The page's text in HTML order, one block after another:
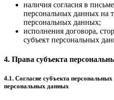
наличия согласия в
персональных данных на
персональных данных;
исполнения договора,
субъект персональных
4. Права субъекта
4.1. Согласие субъекта
персональных данных